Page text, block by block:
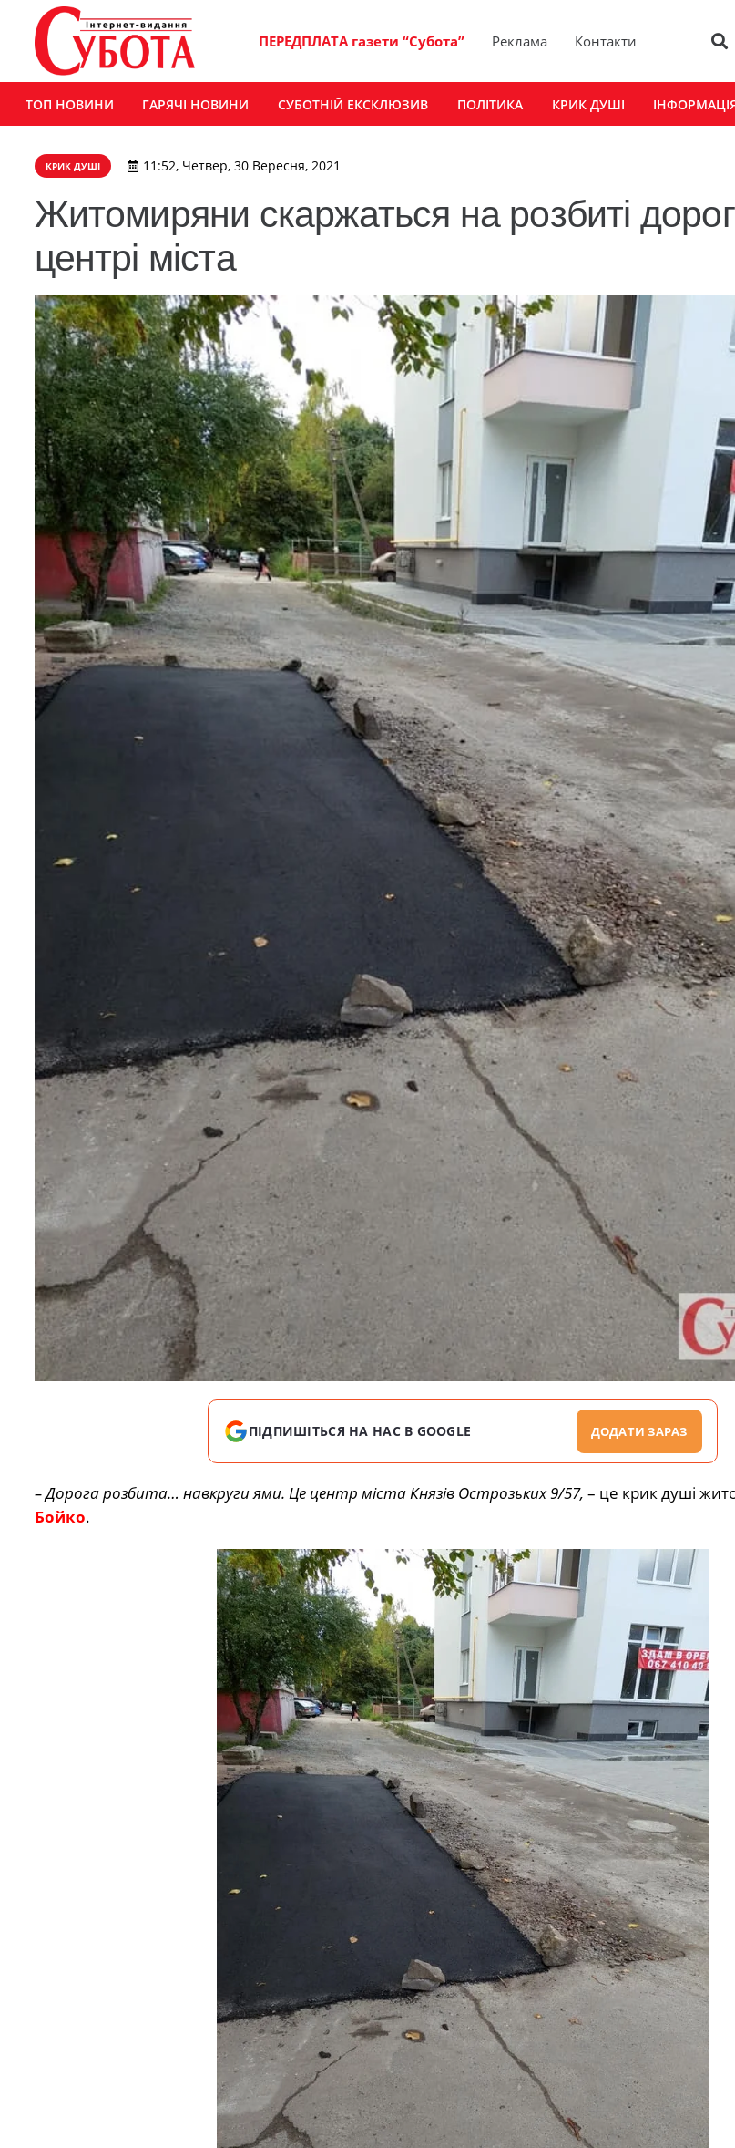
ПЕРЕДПЛАТА газети “Субота” Реклама Контакти
ТОП НОВИНИ ГАРЯЧІ НОВИНИ СУБОТНІЙ ЕКСКЛЮЗИВ ПОЛІТИКА КРИК ДУШІ
КРИК ДУШІ 11:52, Четвер, 30 Вересня, 2021
Житомиряни скаржаться на розбиті
центрі міста
ПІДПИШІТЬСЯ НА НАС В GOOGLE ДОДАТИ ЗАРАЗ
– Дорога розбита… навкруги ями. Це центр міста Князів Острозьких 9/57, – це крик душі
Бойко.